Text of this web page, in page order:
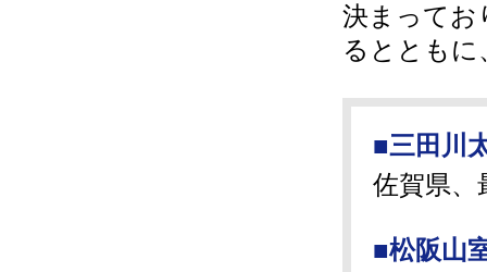
決まってお
るとともに
■三田川
佐賀県、
■松阪山